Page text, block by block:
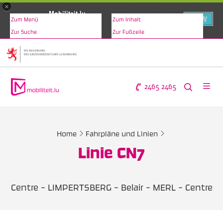
×
Mobiliteit.lu
VIEW
Zum Menü Zum Inhalt
Zur Suche Zur Fußzeile
2465 2465
Home Fahrpläne und Linien
Linie CN7
Centre - LIMPERTSBERG - Belair - MERL - Centre